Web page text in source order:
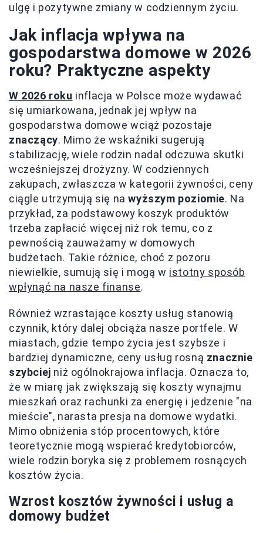
ulgę i pozytywne zmiany w codziennym życiu.
Jak inflacja wpływa na
gospodarstwa domowe w 2026
roku? Praktyczne aspekty
W 2026 roku inflacja w Polsce może wydawać
się umiarkowana, jednak jej wpływ na
gospodarstwa domowe wciąż pozostaje
znaczący. Mimo że wskaźniki sugerują
stabilizację, wiele rodzin nadal odczuwa skutki
wcześniejszej drożyzny. W codziennych
zakupach, zwłaszcza w kategorii żywności, ceny
ciągle utrzymują się nawyższym poziomie. Na
przykład, za podstawowy koszyk produktów
trzeba zapłacić więcej niż rok temu, co z
pewnością zauważamy w domowych
budżetach. Takie różnice, choć z pozoru
niewielkie, sumują się i mogą w istotny sposób
wpłynąć na nasze finanse.
Również wzrastające koszty usług stanowią
czynnik, który dalej obciąża nasze portfele. W
miastach, gdzie tempo życia jest szybsze i
bardziej dynamiczne, ceny usług rosną znacznie
szybciej niż ogólnokrajowa inflacja. Oznacza to,
że w miarę jak zwiększają się koszty wynajmu
mieszkań oraz rachunki za energię i jedzenie "na
mieście", narasta presja na domowe wydatki.
Mimo obniżenia stóp procentowych, które
teoretycznie mogą wspierać kredytobiorców,
wiele rodzin boryka się z problemem rosnących
kosztów życia.
Wzrost kosztów żywności i usług a
domowy budżet